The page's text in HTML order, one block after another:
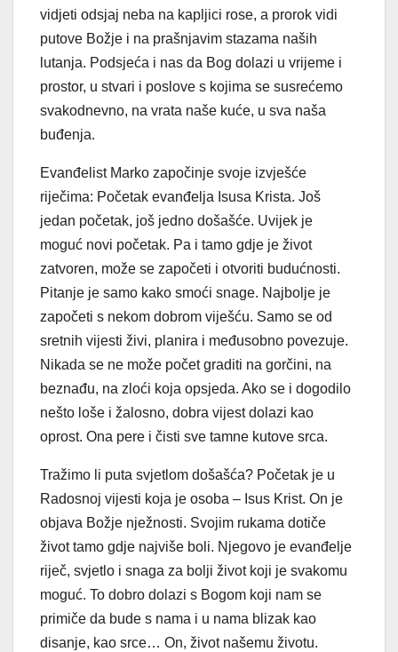
vidjeti odsjaj neba na kapljici rose, a prorok vidi
putove Božje i na prašnjavim stazama naših
lutanja. Podsjeća i nas da Bog dolazi u vrijeme i
prostor, u stvari i poslove s kojima se susrećemo
svakodnevno, na vrata naše kuće, u sva naša
buđenja.
Evanđelist Marko započinje svoje izvješće
riječima: Početak evanđelja Isusa Krista. Još
jedan početak, još jedno došašće. Uvijek je
moguć novi početak. Pa i tamo gdje je život
zatvoren, može se započeti i otvoriti budućnosti.
Pitanje je samo kako smoći snage. Najbolje je
započeti s nekom dobrom viješću. Samo se od
sretnih vijesti živi, planira i međusobno povezuje.
Nikada se ne može počet graditi na gorčini, na
beznađu, na zloći koja opsjeda. Ako se i dogodilo
nešto loše i žalosno, dobra vijest dolazi kao
oprost. Ona pere i čisti sve tamne kutove srca.
Tražimo li puta svjetlom došašća? Početak je u
Radosnoj vijesti koja je osoba – Isus Krist. On je
objava Božje nježnosti. Svojim rukama dotiče
život tamo gdje najviše boli. Njegovo je evanđelje
riječ, svjetlo i snaga za bolji život koji je svakomu
moguć. To dobro dolazi s Bogom koji nam se
primiče da bude s nama i u nama blizak kao
disanje, kao srce… On, život našemu životu.